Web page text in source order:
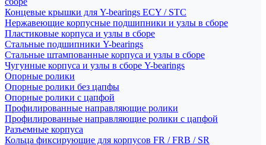
Концевые крышки для Y-bearings ECY / STC
Нержавеющие корпусные подшипники и узлы в сборе
Пластиковые корпуса и узлы в сборе
Стальные подшипники Y-bearings
Стальные штампованные корпуса и узлы в сборе
Чугунные корпуса и узлы в сборе Y-bearings
Опорные ролики
Опорные ролики без цапфы
Опорные ролики с цапфой
Профилированные направляющие ролики
Профилированные направляющие ролики с цапфой
Разъемные корпуса
Кольца фиксирующие для корпусов FR / FRB / SR